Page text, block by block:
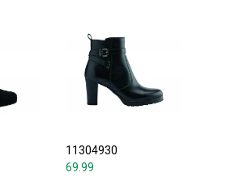
11304930
69.99